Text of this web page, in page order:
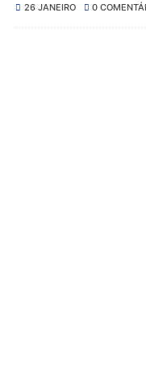
26 JANEIRO 0